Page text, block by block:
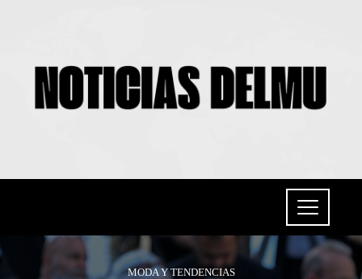
MODA Y TENDENCIAS